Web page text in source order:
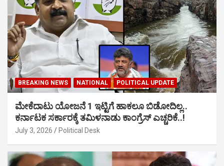
BREAKING NEWS NATIONAL POLITICAL UPDATE
ಮೇಕೆದಾಟು ಯೋಜನೆ 1 ಇಟ್ಟಿಗೆ ಹಾಕಲೂ ಬಿಡೋದಿಲ್ಲ..
ಕರ್ನಾಟಕ ಸರ್ಕಾರಕ್ಕೆ ತಮಿಳನಾಡು ಕಾಂಗ್ರೆಸ್ ಎಚ್ಚರಿಕೆ..!
July 3, 2026 Political Desk